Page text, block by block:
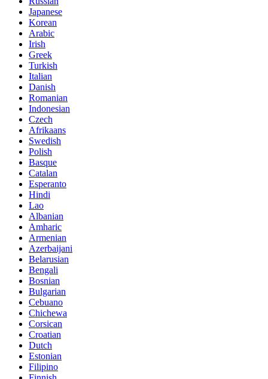
Japanese
Korean
Arabic
Irish
Greek
Turkish
Italian
Danish
Romanian
Indonesian
Czech
Afrikaans
Swedish
Polish
Basque
Catalan
Esperanto
Hindi
Lao
Albanian
Amharic
Armenian
Azerbaijani
Belarusian
Bengali
Bosnian
Bulgarian
Cebuano
Chichewa
Corsican
Croatian
Dutch
Estonian
Filipino